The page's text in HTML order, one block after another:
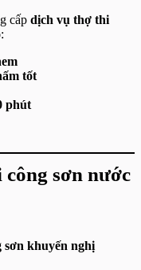
cấp dịch vụ thợ thi
tốt
phút
sơn nước
khuyến nghị